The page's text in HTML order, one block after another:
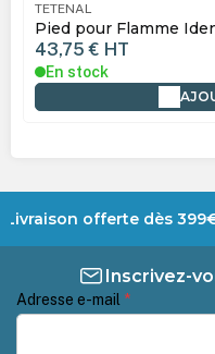
TETENAL
Pied pour Flamme
43,75 € HT
En stock
Livraison offerte dès
Inscrivez-
Adresse e-mail *